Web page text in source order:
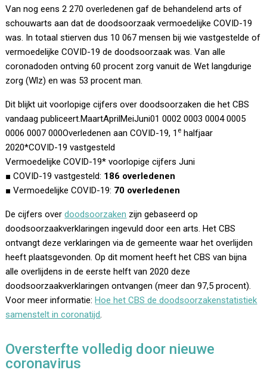
Van nog eens 2 270 overledenen gaf de behandelend arts of
schouwarts aan dat de doodsoorzaak vermoedelijke COVID-19
was. In totaal stierven dus 10 067 mensen bij wie vastgestelde of
vermoedelijke COVID-19 de doodsoorzaak was. Van alle
coronadoden ontving 60 procent zorg vanuit de Wet langdurige
zorg (Wlz) en was 53 procent man.
Dit blijkt uit voorlopige cijfers over doodsoorzaken die het CBS
vandaag publiceert.MaartAprilMeiJuni01 0002 0003 0004 0005
0006 0007 000Overledenen aan COVID-19, 1 e halfjaar
2020*COVID-19 vastgesteld
Vermoedelijke COVID-19* voorlopige cijfers Juni
■ COVID-19 vastgesteld: 186 overledenen
■ Vermoedelijke COVID-19: 70 overledenen
De cijfers overdoodsoorzaken zijn gebaseerd op
doodsoorzaakverklaringen ingevuld door een arts. Het CBS
ontvangt deze verklaringen via de gemeente waar het overlijden
heeft plaatsgevonden. Op dit moment heeft het CBS van bijna
alle overlijdens in de eerste helft van 2020 deze
doodsoorzaakverklaringen ontvangen (meer dan 97,5 procent).
Voor meer informatie:Hoe het CBS de doodsoorzakenstatistiek
samenstelt in coronatijd.
Oversterfte volledig door nieuwe
coronavirus